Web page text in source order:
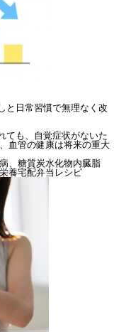
と日常習慣で無理なく改
ても、自覚症状がないた
血管の健康は将来の重大
、糖質炭水化物内臓脂
養宅配弁当 レシピ